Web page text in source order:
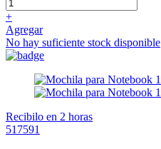
+
Agregar
No hay suficiente stock disponible
Recibilo en 2 horas
517591